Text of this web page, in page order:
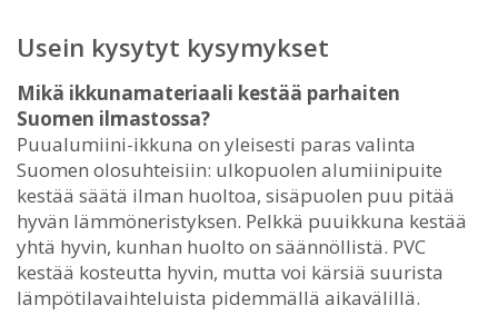
Usein kysytyt kysymykset
Mikä ikkunamateriaali kestää parhaiten
Suomen ilmastossa?
Puualumiini-ikkuna on yleisesti paras valinta
Suomen olosuhteisiin: ulkopuolen alumiinipuite
kestää säätä ilman huoltoa, sisäpuolen puu pitää
hyvän lämmöneristyksen. Pelkkä puuikkuna kestää
yhtä hyvin, kunhan huolto on säännöllistä. PVC
kestää kosteutta hyvin, mutta voi kärsiä suurista
lämpötilavaihteluista pidemmällä aikavälillä.